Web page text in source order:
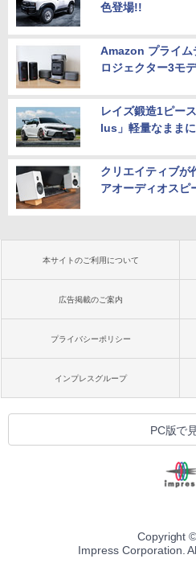
色登場!!
Amazon プライ
ロジェクター3モ
レイズ鍛造1ピー
lus」軽量なまま
クリエイティブが
アオーディオスピ
本サイトのご利用について
広告掲載のご案内
プライバシーポリシー
インプレスグループ
PC版で
Copyright
Impress Corporation.